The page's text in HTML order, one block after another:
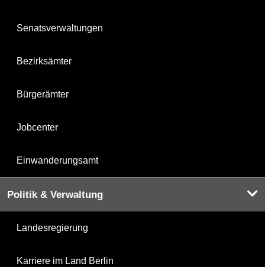
Senatsverwaltungen
Bezirksämter
Bürgerämter
Jobcenter
Einwanderungsamt
Politik & Verwaltung
Landesregierung
Karriere im Land Berlin